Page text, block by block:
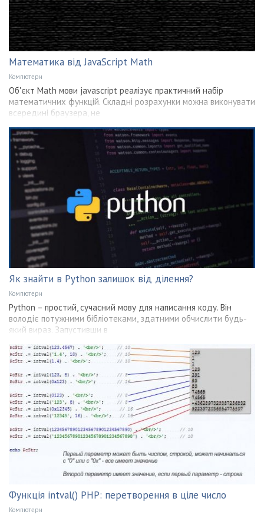
Математика від JavaScript Math
Компютери
Об'єкт Math мови jаvascript реалізує практичний набір
математичних функцій. Складні розрахунки можна виконувати
всередині браузера, не
Як знайти в Python залишок від ділення?
Компютери
Python – простий, сучасний мову для написання коду. Він
володіє потужними бібліотеками, здатними обчислити будь-
який вираз. Запустивши в
Функція intval() PHP: перетворення в ціле число
Компютери